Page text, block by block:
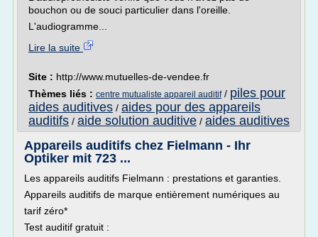
bouchon ou de souci particulier dans l'oreille.
L'audiogramme...
Lire la suite
Site : http://www.mutuelles-de-vendee.fr
Thèmes liés : centre mutualiste appareil auditif/ piles pour
aides auditives / aides pour des appareils
auditifs / aide solution auditive / aides auditives
Appareils auditifs chez Fielmann - Ihr
Optiker mit 723 ...
Les appareils auditifs Fielmann : prestations et garanties.
Appareils auditifs de marque entièrement numériques au
tarif zéro*
Test auditif gratuit :